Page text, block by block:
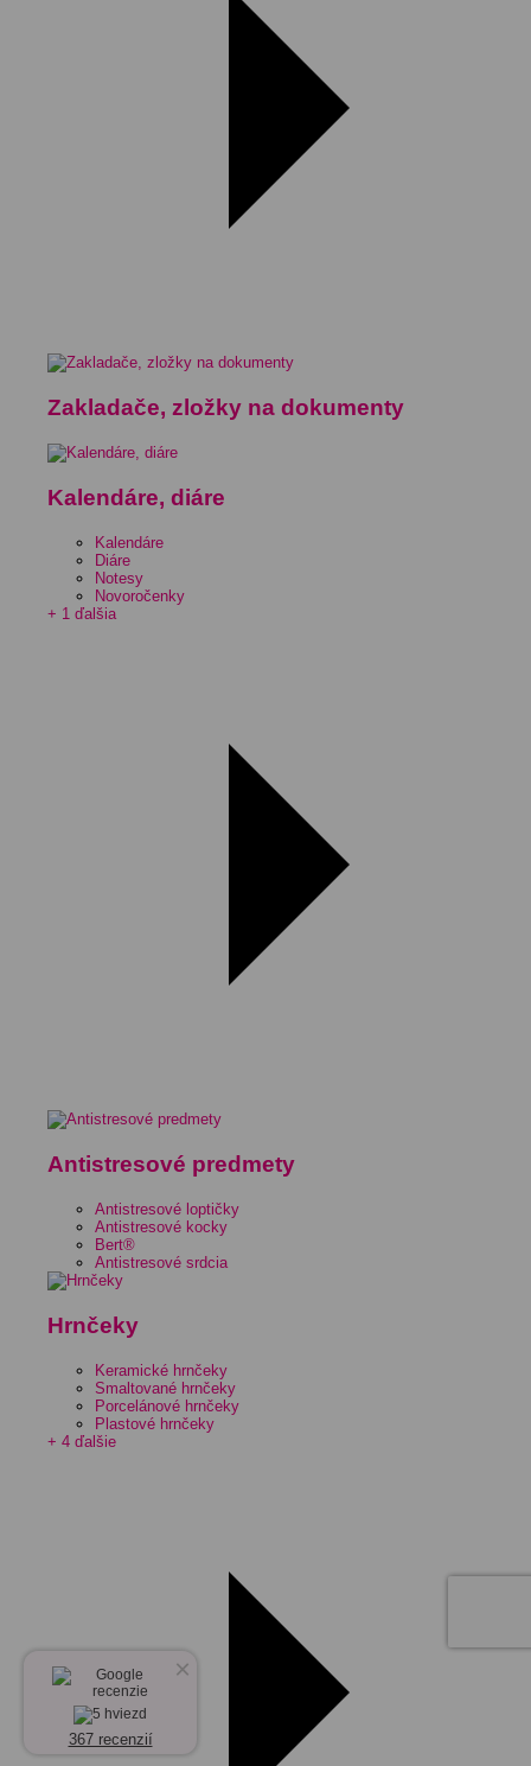
Zakladače, zložky na dokumenty
Kalendáre, diáre
Kalendáre
Diáre
Notesy
Novoročenky
+ 1 ďalšia
Antistresové predmety
Antistresové loptičky
Antistresové kocky
Bert®
Antistresové srdcia
Hrnčeky
Keramické hrnčeky
Smaltované hrnčeky
Porcelánové hrnčeky
Plastové hrnčeky
+ 4 ďalšie
×
367 recenzií